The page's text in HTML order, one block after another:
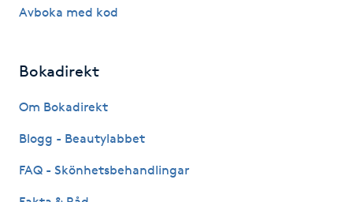
HIFU
Hollywood Peel
Avboka med kod
Bokadirekt
Om Bokadirekt
Blogg - Beautylabbet
FAQ - Skönhetsbehandlingar